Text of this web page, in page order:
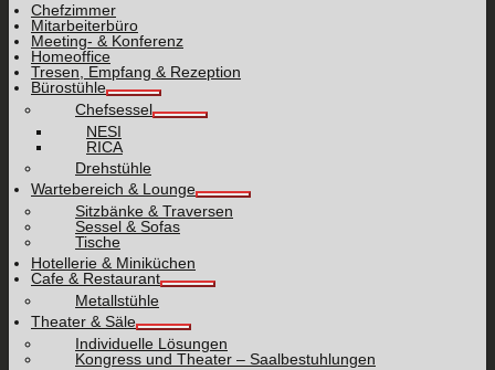
Chefzimmer
Mitarbeiterbüro
Meeting- & Konferenz
Homeoffice
Tresen, Empfang & Rezeption
Bürostühle
Chefsessel
NESI
RICA
Drehstühle
Wartebereich & Lounge
Sitzbänke & Traversen
Sessel & Sofas
Tische
Hotellerie & Miniküchen
Cafe & Restaurant
Metallstühle
Theater & Säle
Individuelle Lösungen
Kongress und Theater – Saalbestuhlungen